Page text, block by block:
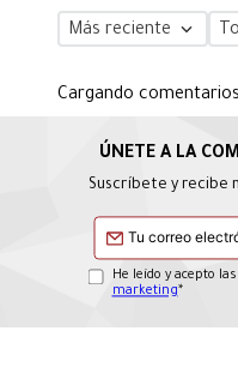
Más reciente
Cargando
Suscríbete y recibe
He leído y acepto las
marketing*